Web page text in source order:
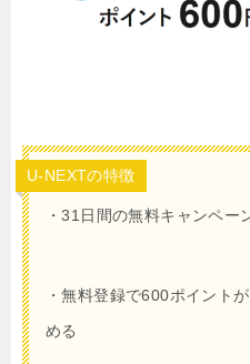
U-NEXTの特徴
・31日間の無料キャンペー
・無料登録で600ポイント
める